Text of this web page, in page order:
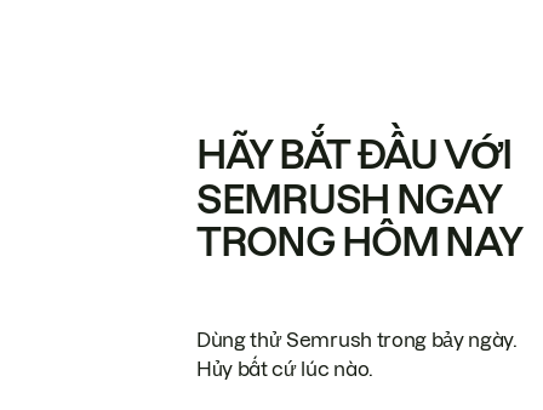
HÃY BẮT ĐẦU VỚI
SEMRUSH NGAY
TRONG HÔM NAY
Dùng thử Semrush trong bảy ngày.
Hủy bất cứ lúc nào.